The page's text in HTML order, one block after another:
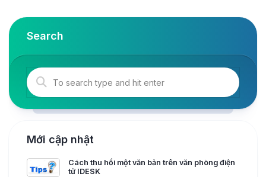
Search
Mới cập nhật
Cách thu hồi một văn bản trên văn phòng điện
tử IDESK